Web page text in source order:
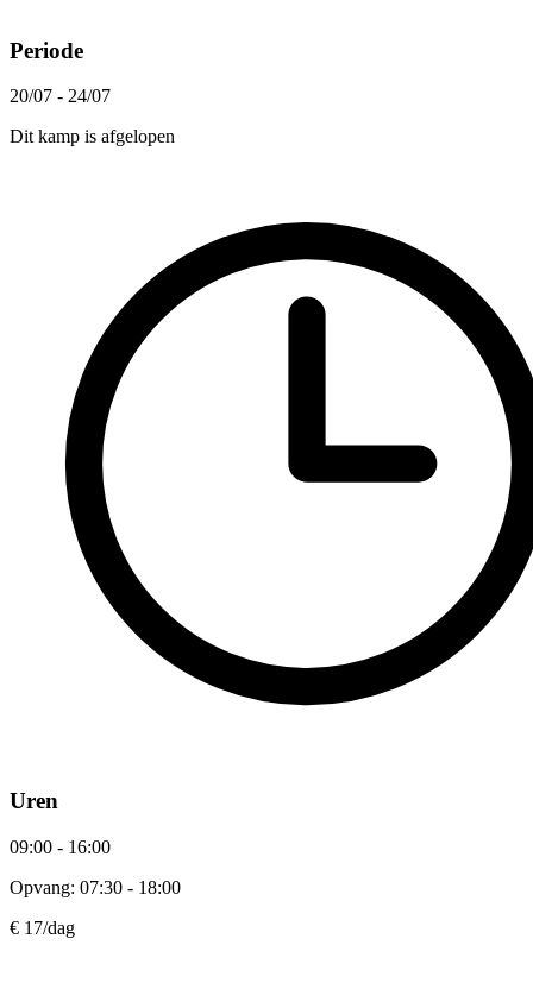
Periode
20/07 - 24/07
Dit kamp is afgelopen
Uren
09:00 - 16:00
Opvang: 07:30 - 18:00
€ 17/dag